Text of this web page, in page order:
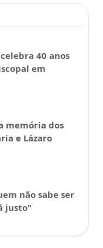
40 anos
em
memória dos
e Lázaro
não sabe ser
justo"